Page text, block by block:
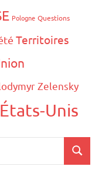
Pologne Questions
Territoires
Zelensky
États-Unis